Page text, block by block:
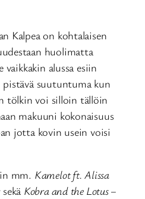
Kalpea on kohtalaisen
huolimatta
alussa esiin
suutuntuma kun
tölkin voi silloin tällöin
makuuni kokonaisuus
jotta kovin usein voisi
mm. Kamelot ft. Alissa
sekä Kobra and the Lotus –